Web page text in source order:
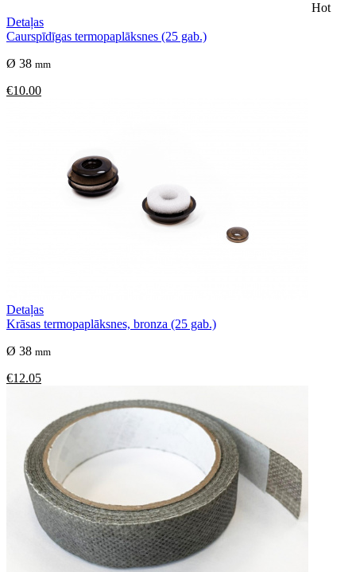
Hot
Detaļas
Caurspīdīgas termopaplāksnes (25 gab.)
Ø 38 mm
€10.00
Detaļas
Krāsas termopaplāksnes, bronza (25 gab.)
Ø 38 mm
€12.05